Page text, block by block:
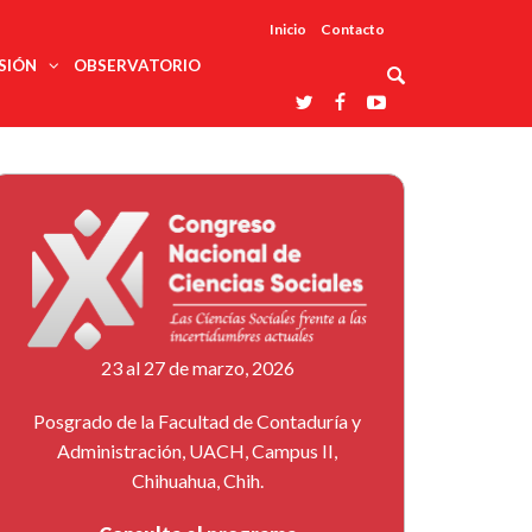
Inicio Contacto
ciencias
profesionales
trabajo
Redes
temáticas
Laboratorios
nacionales
Entidades
afines
Reconoce
La UDUALC
A La
Universidad
De México
En Su 475
Aniversario
OBSERVATORIO
23 al 27 de marzo, 2026
Posgrado de la Facultad de Contaduría y
Administración, UACH, Campus II,
Chihuahua, Chih.